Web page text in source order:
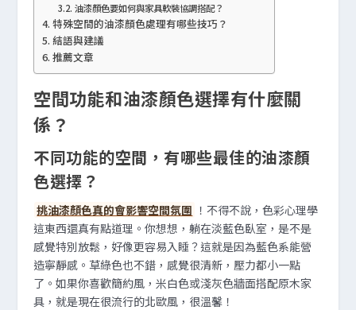
油漆顏色要如何與家具軟裝協調搭配？
特殊空間的油漆顏色處理有哪些技巧？
結語與建議
推薦文章
空間功能和油漆顏色選擇有什麼關
係？
不同功能的空間，有哪些最佳的油漆顏
色選擇？
挑油漆顏色真的會影響空間氛圍 ！不得不說，色彩心理學
這東西還真有點道理。你想想，躺在淡藍色臥室，是不是
感覺特別放鬆，好像更容易入睡？這就是因為藍色系能營
造寧靜感。草綠色也不錯，感覺很清新，壓力都小一點
了。如果你喜歡簡約風，米白色或淺灰色牆面搭配原木家
具，就是現在很流行的北歐風，很溫馨！